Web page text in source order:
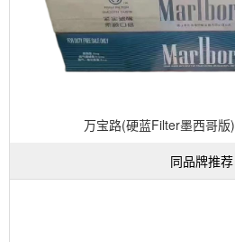
万宝路(硬蓝Filter墨西哥版)
同品牌推荐